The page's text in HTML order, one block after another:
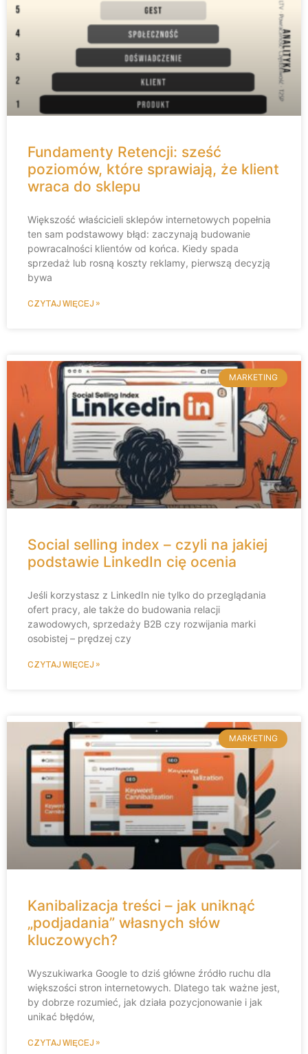
Fundamenty Retencji: sześć
poziomów, które sprawiają, że klient
wraca do sklepu
Większość właścicieli sklepów internetowych popełnia
ten sam podstawowy błąd: zaczynają budowanie
powracalności klientów od końca. Kiedy spada
sprzedaż lub rosną koszty reklamy, pierwszą decyzją
bywa
CZYTAJ WIĘCEJ »
MARKETING
Social selling index – czyli na jakiej
podstawie LinkedIn cię ocenia
Jeśli korzystasz z LinkedIn nie tylko do przeglądania
ofert pracy, ale także do budowania relacji
zawodowych, sprzedaży B2B czy rozwijania marki
osobistej – prędzej czy
CZYTAJ WIĘCEJ »
MARKETING
Kanibalizacja treści – jak uniknąć
„podjadania” własnych słów
kluczowych?
Wyszukiwarka Google to dziś główne źródło ruchu dla
większości stron internetowych. Dlatego tak ważne jest,
by dobrze rozumieć, jak działa pozycjonowanie i jak
unikać błędów,
CZYTAJ WIĘCEJ »